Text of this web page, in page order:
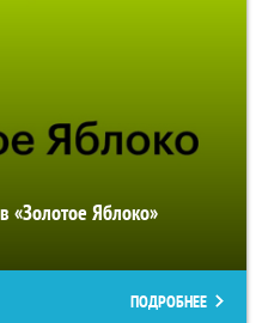
«Золотое Яблоко»
ПОДРОБНЕЕ